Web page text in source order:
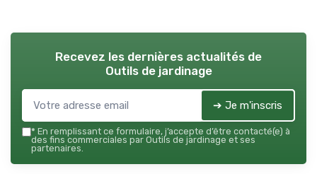
Recevez les dernières actualités de
Outils de jardinage
➔ Je m'inscris
* En remplissant ce formulaire, j’accepte d’être contacté(e) à
des fins commerciales par Outils de jardinage et ses
partenaires.